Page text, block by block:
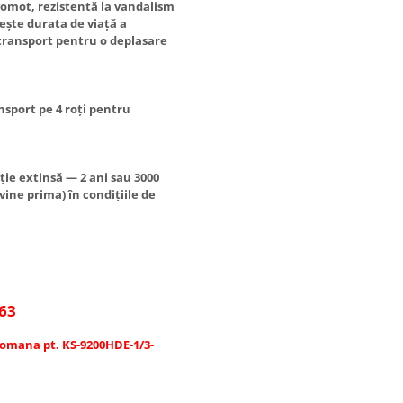
rezistentă la vandalism
durata de viață a
pentru o deplasare
pe 4 roți pentru
extinsă — 2 ani sau 3000
prima) în condițiile de
pt. KS-9200HDE-1/3-